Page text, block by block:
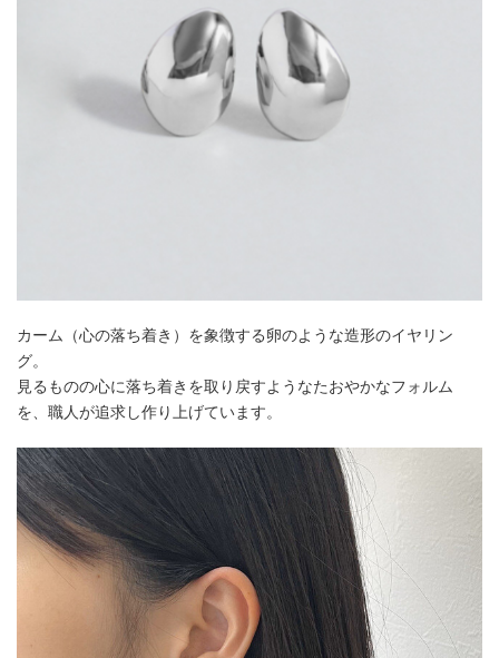
カーム（心の落ち着き）を象徴する卵のような造形のイヤリン
グ。
見るものの心に落ち着きを取り戻すようなたおやかなフォルム
を、職人が追求し作り上げています。